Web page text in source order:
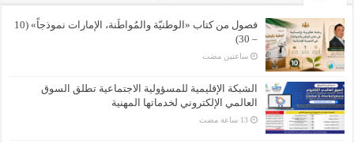
فصول من كتاب «الوطنيّة والمُواطَنة، الإمارات نموذجاً» (10
– 30)
‏ساعتين مضت
الشبكة الإقليمية للمسؤولية الاجتماعية تطلق السوق
العالمي الإلكتروني لخدماتها المهنية